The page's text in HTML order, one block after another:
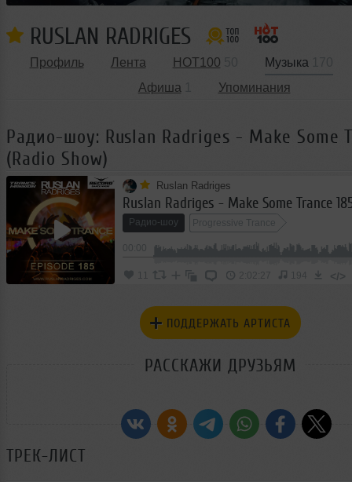
RUSLAN RADRIGES
Профиль Лента HOT100 Музыка
Афиша
Упоминания
Радио-шоу: Ruslan Radriges - Make Some
(Radio Show)
Ruslan Radriges
Радио-шоу Progressive Trance
2:02:27 194 </>
ПОДДЕРЖАТЬ АРТИСТА
РАССКАЖИ ДРУЗЬЯМ
ТРЕК-ЛИСТ